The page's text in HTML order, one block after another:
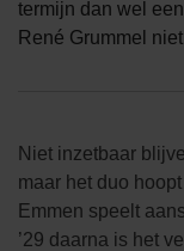
termijn dan wel
René Grummel
Niet inzetbaar
maar het duo
Emmen speelt
’29 daarna is het